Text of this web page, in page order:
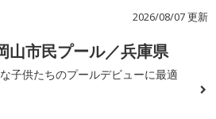
2026/08/07 更新
山市民プール／兵庫県
子供たちのプールデビューに最適